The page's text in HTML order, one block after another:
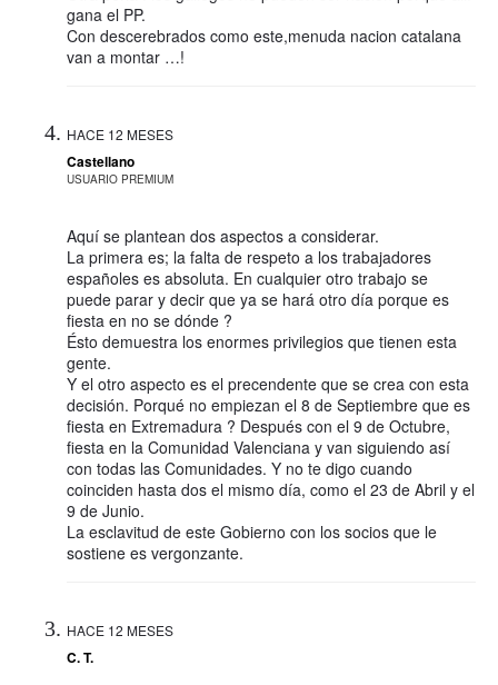
gana el PP.
Con descerebrados como este,menuda nacion catalana
van a montar …!
HACE 12 MESES
Castellano
USUARIO PREMIUM
Aquí se plantean dos aspectos a considerar.
La primera es; la falta de respeto a los trabajadores
españoles es absoluta. En cualquier otro trabajo se
puede parar y decir que ya se hará otro día porque es
fiesta en no se dónde ?
Ésto demuestra los enormes privilegios que tienen esta
gente.
Y el otro aspecto es el precendente que se crea con esta
decisión. Porqué no empiezan el 8 de Septiembre que es
fiesta en Extremadura ? Después con el 9 de Octubre,
fiesta en la Comunidad Valenciana y van siguiendo así
con todas las Comunidades. Y no te digo cuando
coinciden hasta dos el mismo día, como el 23 de Abril y el
9 de Junio.
La esclavitud de este Gobierno con los socios que le
sostiene es vergonzante.
HACE 12 MESES
C. T.